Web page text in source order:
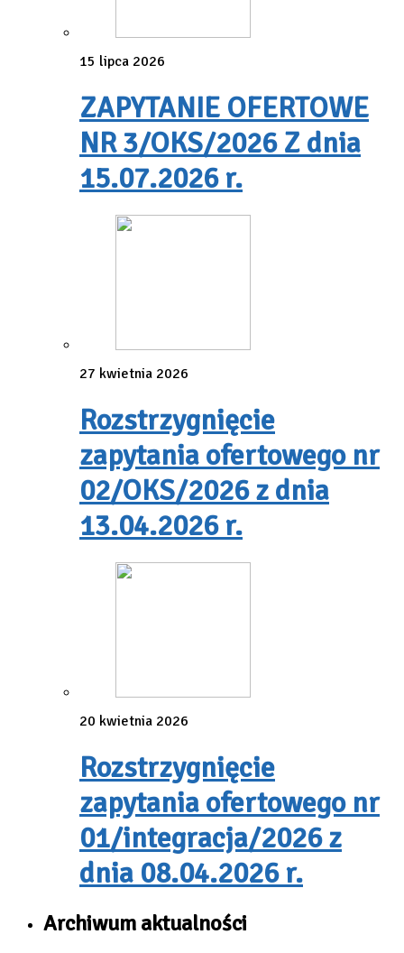
15 lipca 2026
ZAPYTANIE OFERTOWE
NR 3/OKS/2026 Z dnia
15.07.2026 r.
27 kwietnia 2026
Rozstrzygnięcie
zapytania ofertowego nr
02/OKS/2026 z dnia
13.04.2026 r.
20 kwietnia 2026
Rozstrzygnięcie
zapytania ofertowego nr
01/integracja/2026 z
dnia 08.04.2026 r.
Archiwum aktualności